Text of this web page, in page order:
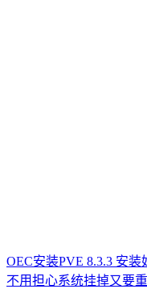
OEC安装PVE 8.3.3 安
不用担心系统挂掉又要